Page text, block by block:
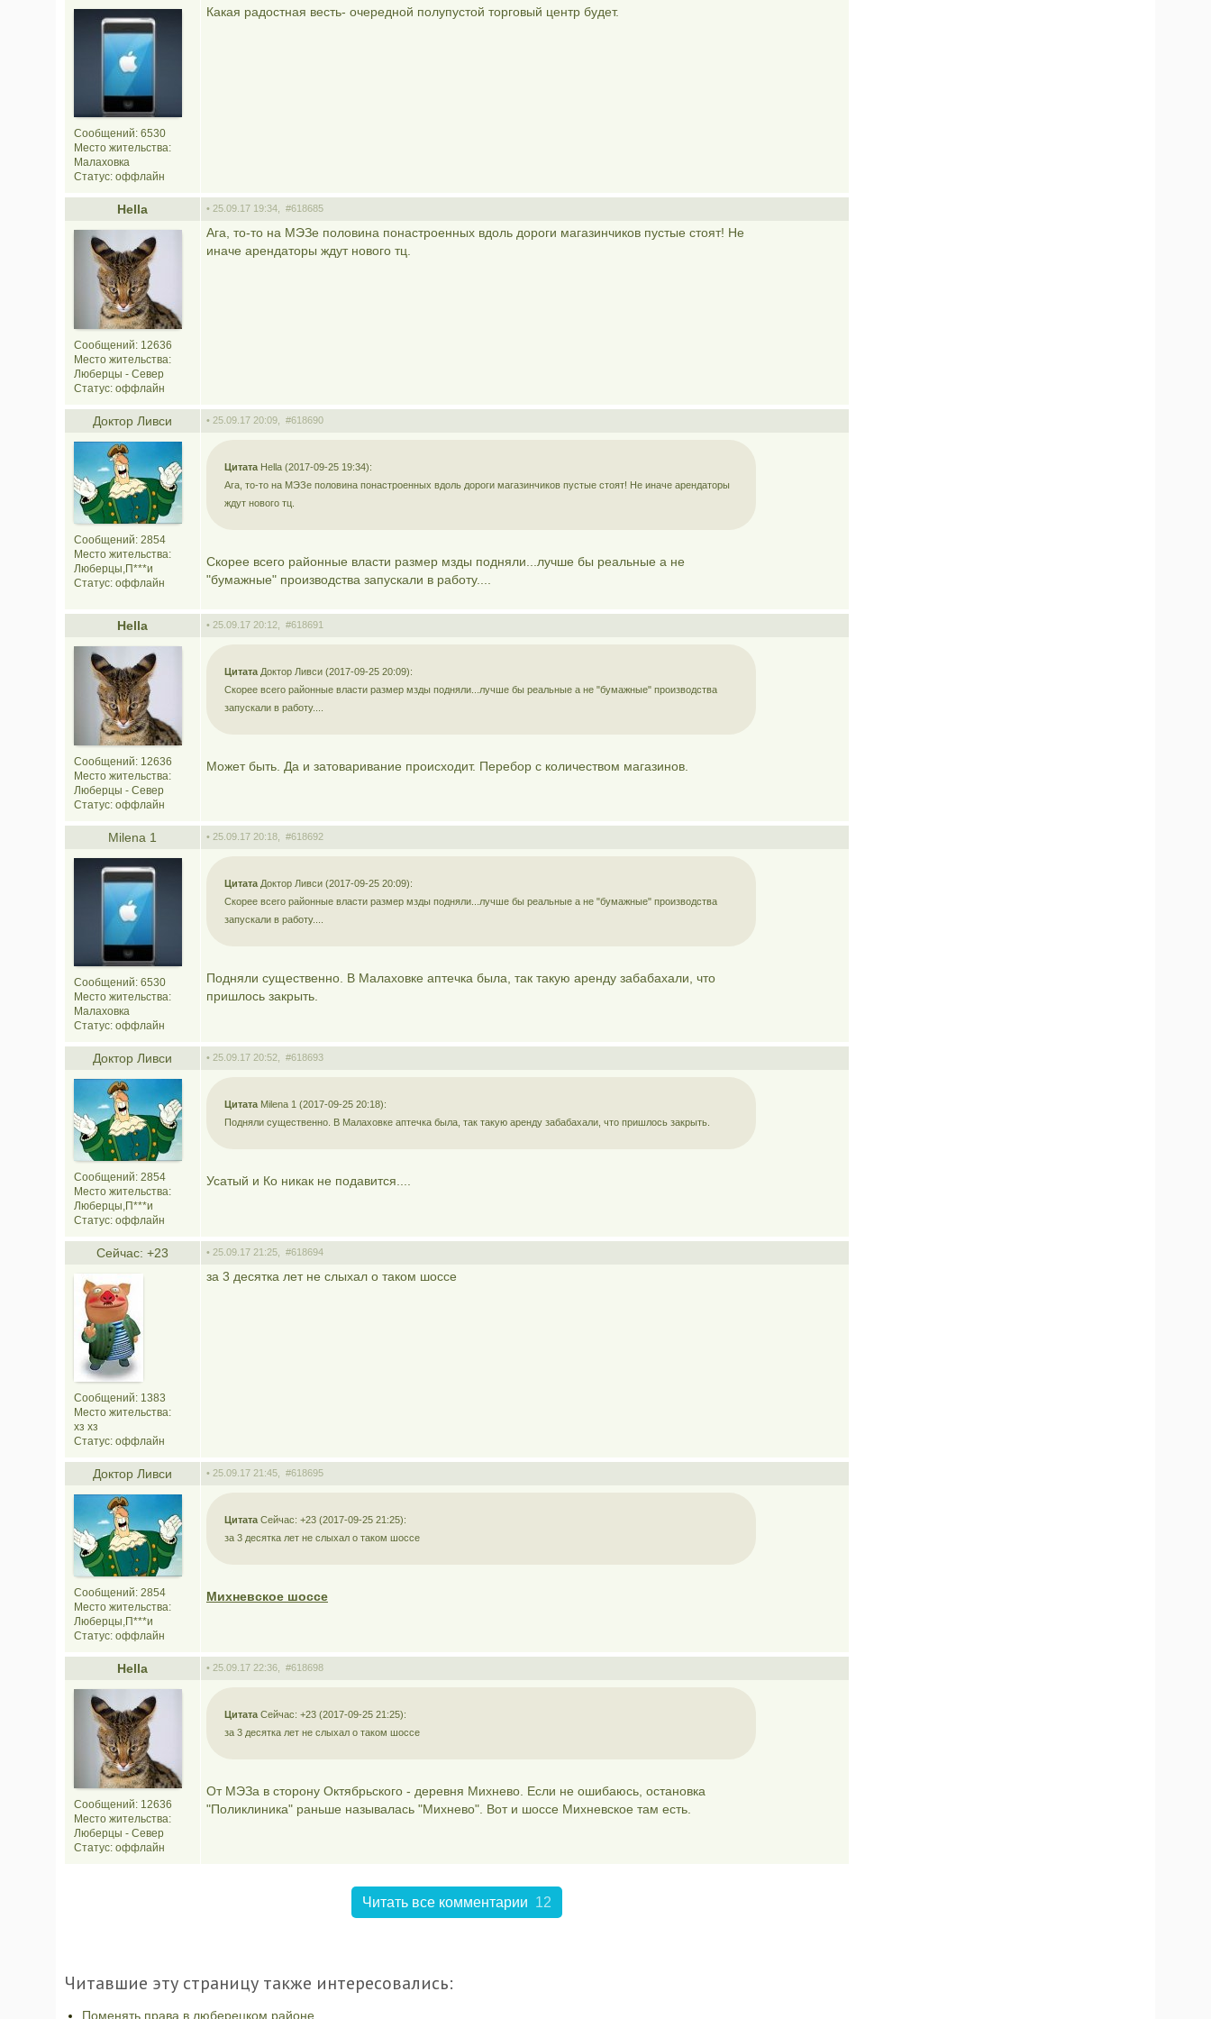
Сообщений: 6530
Место жительства:
Малаховка
Статус: оффлайн
Какая радостная весть- очередной полупустой торговый центр будет.
Hella • 25.09.17 19:34, #618685
Сообщений: 12636
Место жительства:
Люберцы - Север
Статус: оффлайн
Ага, то-то на МЭЗе половина понастроенных вдоль дороги магазинчиков пустые стоят! Не
иначе арендаторы ждут нового тц.
Доктор Ливси • 25.09.17 20:09, #618690
Сообщений: 2854
Место жительства:
Люберцы,П***и
Статус: оффлайн
Цитата Hella (2017-09-25 19:34):
Ага, то-то на МЭЗе половина понастроенных вдоль дороги магазинчиков пустые стоят! Не иначе арендаторы
ждут нового тц.
Скорее всего районные власти размер мзды подняли...лучше бы реальные а не
"бумажные" производства запускали в работу....
Hella • 25.09.17 20:12, #618691
Сообщений: 12636
Место жительства:
Люберцы - Север
Статус: оффлайн
Цитата Доктор Ливси (2017-09-25 20:09):
Скорее всего районные власти размер мзды подняли...лучше бы реальные а не "бумажные" производства
запускали в работу....
Может быть. Да и затоваривание происходит. Перебор с количеством магазинов.
Мilena 1 • 25.09.17 20:18, #618692
Сообщений: 6530
Место жительства:
Малаховка
Статус: оффлайн
Цитата Доктор Ливси (2017-09-25 20:09):
Скорее всего районные власти размер мзды подняли...лучше бы реальные а не "бумажные" производства
запускали в работу....
Подняли существенно. В Малаховке аптечка была, так такую аренду забабахали, что
пришлось закрыть.
Доктор Ливси • 25.09.17 20:52, #618693
Сообщений: 2854
Место жительства:
Люберцы,П***и
Статус: оффлайн
Цитата Мilena 1 (2017-09-25 20:18):
Подняли существенно. В Малаховке аптечка была, так такую аренду забабахали, что пришлось закрыть.
Усатый и Ко никак не подавится....
Сейчас: +23 • 25.09.17 21:25, #618694
Сообщений: 1383
Место жительства:
хз хз
Статус: оффлайн
за 3 десятка лет не слыхал о таком шоссе
Доктор Ливси • 25.09.17 21:45, #618695
Сообщений: 2854
Место жительства:
Люберцы,П***и
Статус: оффлайн
Цитата Сейчас: +23 (2017-09-25 21:25):
за 3 десятка лет не слыхал о таком шоссе
Михневское шоссе
Hella • 25.09.17 22:36, #618698
Сообщений: 12636
Место жительства:
Люберцы - Север
Статус: оффлайн
Цитата Сейчас: +23 (2017-09-25 21:25):
за 3 десятка лет не слыхал о таком шоссе
От МЭЗа в сторону Октябрьского - деревня Михнево. Если не ошибаюсь, остановка
"Поликлиника" раньше называлась "Михнево". Вот и шоссе Михневское там есть.
Читать все комментарии 12
Читавшие эту страницу также интересовались:
Поменять права в люберецком районе